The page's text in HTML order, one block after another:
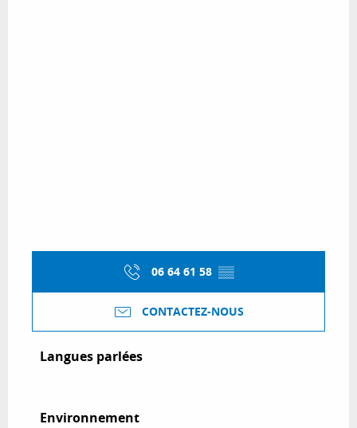
06 64 61 58 ▒▒
CONTACTEZ-NOUS
Langues parlées
Langues parlées
Environnement
Environnement